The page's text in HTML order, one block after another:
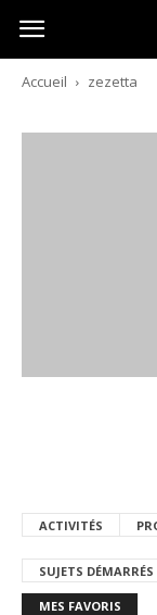
Australia-
australie.com
Accueil zezetta
ACTIVITÉS
SUJETS DÉMARRÉS
MES FAVORIS